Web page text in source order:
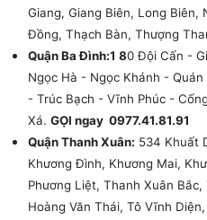
Giang, Giang Biên, Long Biên,
Đồng, Thạch Bàn, Thượng
Quận Ba Đình:1 80 Đội Cấn -
Ngọc Hà - Ngọc Khánh -
- Trúc Bạch - Vĩnh Phúc -
Xá. GỌI ngay 0977.41.81.91
Quận Thanh Xuân: 534 Khuất
Khương Đình, Khương Mai,
Phương Liệt, Thanh Xuân
Hoàng Văn Thái, Tô Vĩnh